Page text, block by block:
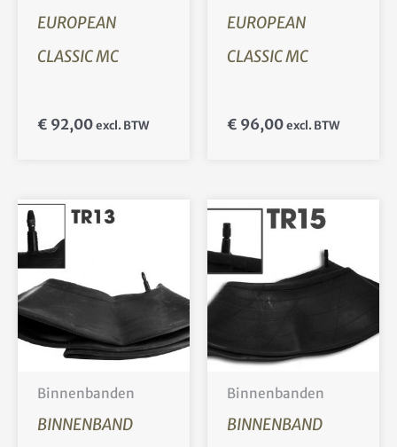
EUROPEAN
CLASSIC MC
€ 92,00 excl. BTW
EUROPEAN
CLASSIC MC
€ 96,00 excl. BTW
Binnenbanden
BINNENBAND
Binnenbanden
BINNENBAND